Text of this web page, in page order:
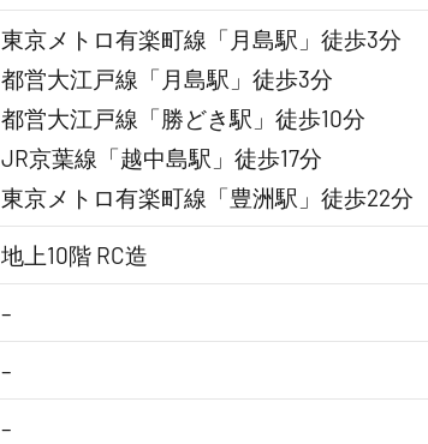
東京メトロ有楽町線「月島駅」徒歩3分
都営大江戸線「月島駅」徒歩3分
都営大江戸線「勝どき駅」徒歩10分
JR京葉線「越中島駅」徒歩17分
東京メトロ有楽町線「豊洲駅」徒歩22分
地上10階 RC造
–
–
–